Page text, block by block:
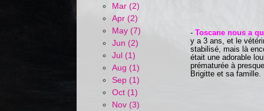
Mar (2)
Apr (2)
May (7)
Jun (2)
Jul (1)
Aug (1)
Sep (1)
Oct (1)
Nov (3)
- Toscane nous a
y a 3 ans, et le
stabilisé, mais là
était une adorable
prématurée à
Brigitte et sa famille.